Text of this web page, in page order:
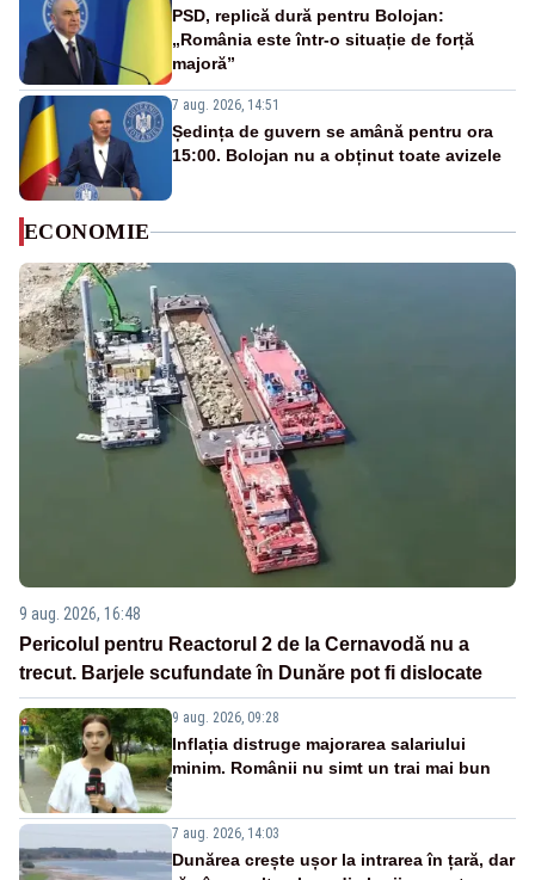
PSD, replică dură pentru Bolojan:
„România este într-o situație de forță
majoră”
7 aug. 2026, 14:51
Ședința de guvern se amână pentru ora
15:00. Bolojan nu a obținut toate avizele
ECONOMIE
9 aug. 2026, 16:48
Pericolul pentru Reactorul 2 de la Cernavodă nu a
trecut. Barjele scufundate în Dunăre pot fi dislocate
9 aug. 2026, 09:28
Inflația distruge majorarea salariului
minim. Românii nu simt un trai mai bun
7 aug. 2026, 14:03
Dunărea crește ușor la intrarea în țară, dar